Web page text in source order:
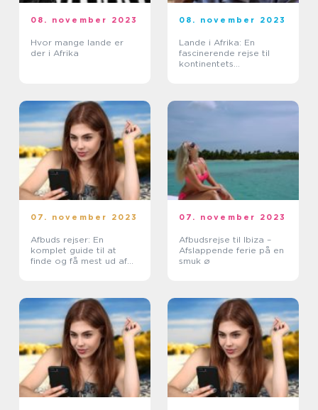
08. november 2023
Hvor mange lande er
der i Afrika
08. november 2023
Lande i Afrika: En
fascinerende rejse til
kontinentets
07. november 2023
Afbuds rejser: En
komplet guide til at
finde og få mest ud af
07. november 2023
Afbudsrejse til Ibiza –
Afslappende ferie på en
smuk ø